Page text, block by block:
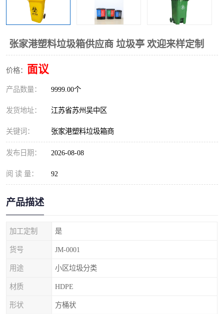
张家港塑料垃圾箱供应商 垃圾亭 欢迎来样定制
价格： 面议
产品数量： 9999.00个
发货地址： 江苏省苏州吴中区
关键词： 张家港塑料垃圾箱商
发布日期： 2026-08-08
阅 读 量： 92
产品描述
加工定制 是
货号 JM-0001
用途 小区垃圾分类
材质 HDPE
形状 方桶状